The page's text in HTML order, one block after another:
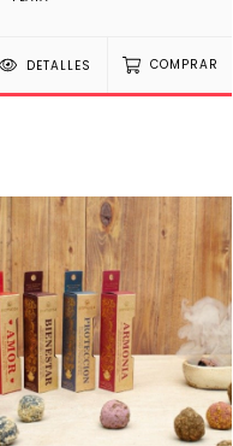
DETALLES COMPRAR